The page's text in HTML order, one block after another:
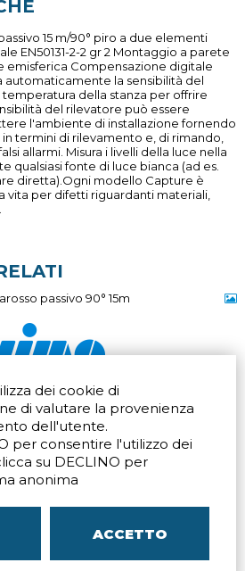
dei cookie di
di valutare la provenienza
dell'utente.
per consentire l'utilizzo dei
su DECLINO per
anonima
ACCETTO
15 m/90° piro a due elementi
EN50131-2-2 gr 2 Montaggio a parete
emisferica Compensazione digitale
automaticamente la sensibilità del
della stanza per offrire
del rilevatore può essere
l'ambiente di installazione fornendo
termini di rilevamento e, di rimando,
allarmi. Misura i livelli della luce nella
qualsiasi fonte di luce bianca (ad es.
diretta).Ogni modello Capture è
vita per difetti riguardanti materiali,
passivo 90° 15m
Tel. +39 039 672520
Fax +39 039 672568
Email
Via San Crispino 64
Padova (PD) 35129
05096770150– C.C.I.A.A. di